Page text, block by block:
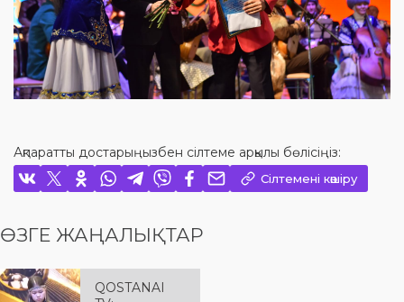
Ақпаратты достарыңызбен сілтеме арқылы бөлісіңіз:
Сілтемені көшіру
ӨЗГЕ ЖАҢАЛЫҚТАР
QOSTANAI